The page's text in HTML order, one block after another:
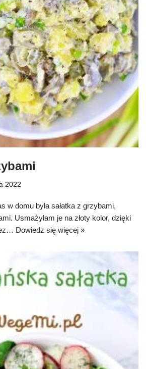
2022
w domu była sałatka z grzybami,
Usmażyłam je na złoty kolor, dzięki
Dowiedz się więcej »